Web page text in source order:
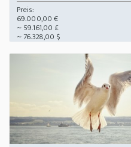
Preis:
69.000,00 €
~ 59.161,00 £
~ 76.328,00 $